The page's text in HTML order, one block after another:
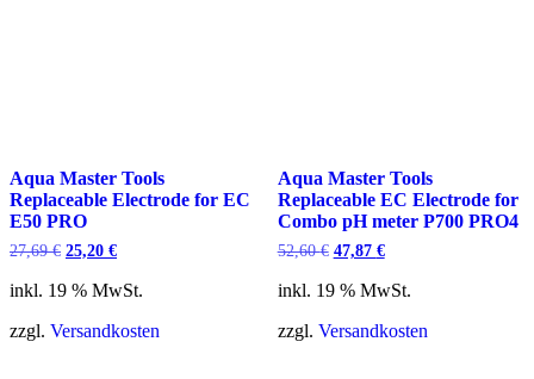
Aqua Master Tools
Replaceable Electrode for EC
E50 PRO
27,69€ Ursprünglicher
war:
25,20 €Aktueller
ist:
inkl. 19 % MwSt.
zzgl. Versandkosten
Aqua Master Tools
Replaceable EC Electrode for
Combo pH meter P700 PRO4
52,60€ Ursprünglicher
war:
47,87 €Aktueller
ist:
inkl. 19 % MwSt.
zzgl. Versandkosten